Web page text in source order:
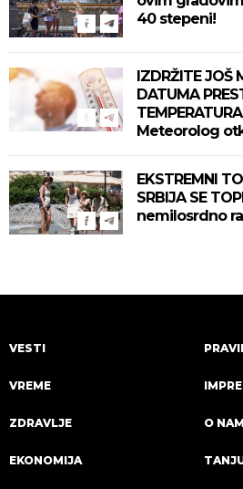
40 stepeni!
IZDRŽITE JOŠ
DATUMA
Meteorolog
EKSTREMNI
SRBIJA SE
nemilosrdno
VESTI
VREME
ZDRAVLJE
EKONOMIJA
O